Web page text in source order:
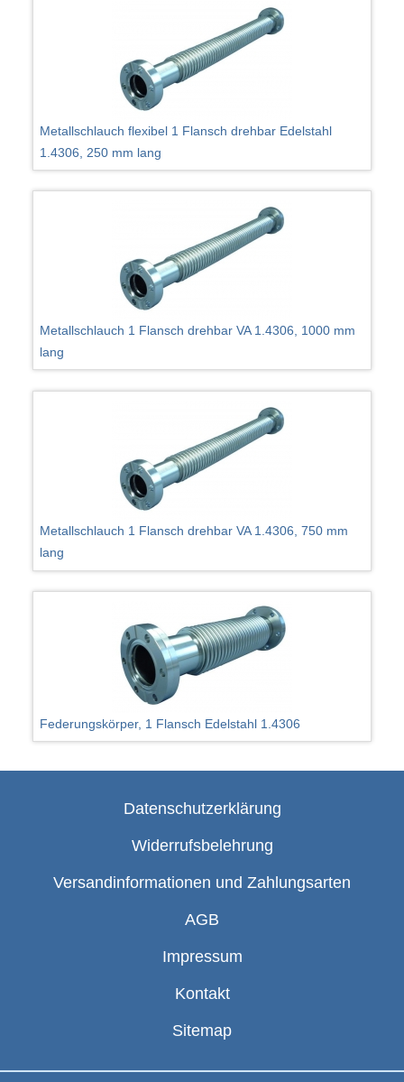
Metallschlauch flexibel 1 Flansch drehbar Edelstahl
1.4306, 250 mm lang
Metallschlauch 1 Flansch drehbar VA 1.4306, 1000 mm
lang
Metallschlauch 1 Flansch drehbar VA 1.4306, 750 mm
lang
Federungskörper, 1 Flansch Edelstahl 1.4306
Datenschutzerklärung
Widerrufsbelehrung
Versandinformationen und Zahlungsarten
AGB
Impressum
Kontakt
Sitemap